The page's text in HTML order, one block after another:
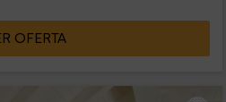
OFERTA